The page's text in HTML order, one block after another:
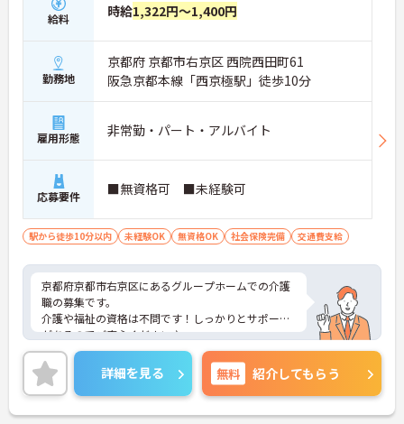
給料 時給1,322円～1,400円
勤務地
京都府 京都市右京区 西院西田町61
阪急京都本線「西京極駅」徒歩10分
雇用形態 非常勤・パート・アルバイト
応募要件 ■無資格可 ■未経験可
駅から徒歩10分以内 未経験OK 無資格OK 社会保険完備 交通費支給
京都府京都市右京区にあるグループホームでの介護
職の募集です。
介護や福祉の資格は不問です！しっかりとサポート
があるのでご安心ください♪
また食事補助、定期健康診断など、働きやすい手当
や福利厚生が整っています☆
ご興味のある方には、面接対策ポイントなど、さら
に詳細をお話しいたしますのでお気軽にご相談くだ
さい！
詳細を見る 無料 紹介してもらう